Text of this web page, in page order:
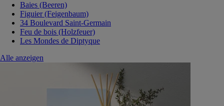
Baies (Beeren)
Figuier (Feigenbaum)
34 Boulevard Saint-Germain
Feu de bois (Holzfeuer)
Les Mondes de Diptyque
Alle anzeigen